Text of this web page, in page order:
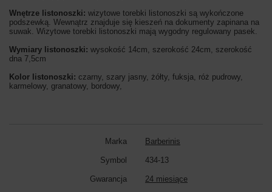
Wnętrze listonoszki: wizytowe torebki listonoszki są wykończone
podszewką. Wewnątrz znajduje się kieszeń na dokumenty zapinana na
suwak. Wizytowe torebki listonoszki mają wygodny regulowany pasek.
Wymiary listonoszki: wysokość 14cm, szerokość 24cm, szerokość
dna 7,5cm
Kolor listonoszki: czarny, szary jasny, żółty, fuksja, róż pudrowy,
karmelowy, granatowy, bordowy,
Marka Barberinis
Symbol 434-13
Gwarancja 24 miesiące